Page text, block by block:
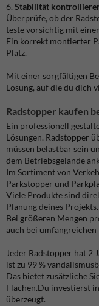
6. Stabilität
Überprüfe, ob der
teste vorsichtig mit
Ein korrekt montierter
Platz.
Mit einer sorgfältigen
Lösung, auf die du dich
Radstopper kaufen
Ein professionell
Lösungen. Radstopper
müssen belastbar sein
dem Betriebsgelände
Im Sortiment von
Parkstopper und
Viele Produkte sind
Planung deines Projekts.
Bei größeren Mengen
auch bei umfangreichen
Jeder Radstopper hat
ist zu 99 %
Das bietet zusätzliche
Flächen.Du investierst
überzeugt.